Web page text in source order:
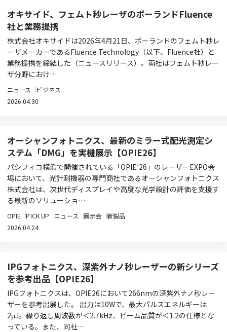
オキサイド、フェムト秒レーザのポーランドFluence
社と業務提携
株式会社オキサイドは2026年4月21日、ポーランドのフェムト秒レ
ーザメーカーであるFluence Technology（以下、Fluence社）と
業務提携を締結した（ニュースリリース）。両社はフェムト秒レー
ザ分野におけ…
ニュース ビジネス
2026.04.30
オーシャンフォトニクス、最新のミラー式配光測定シ
ステム「DMG」を実機展示【OPIE26】
パシフィコ横浜で開催されている「OPIE’26」のレーザーEXPO会
場において、光計測機器の専門商社であるオーシャンフォトニクス
株式会社は、次世代ディスプレイや高度な光学設計の評価を支援す
る最新のソリューショ…
OPIE PICK UP ニュース 展示会 新製品
2026.04.24
IPGフォトニクス、深紫外ナノ秒レーザーの新シリーズ
を参考出品【OPIE26】
IPGフォトニクスは、OPIE26において266nmの深紫外ナノ秒レー
ザーを参考出展した。 出力は10Wで、最大パルスエネルギーは
2μJ。繰り返し周波数が＜2.7kHz、ビーム品質が＜1.2の仕様とな
っている。また、同社…